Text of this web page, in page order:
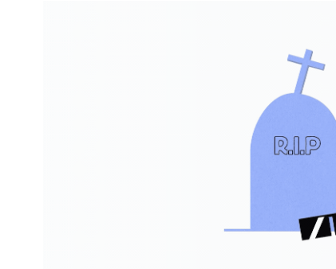
Association des